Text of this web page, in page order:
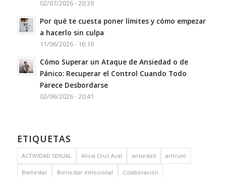
02/07/2026 - 20:39
Por qué te cuesta poner límites y cómo empezar
a hacerlo sin culpa
11/06/2026 - 16:10
Cómo Superar un Ataque de Ansiedad o de
Pánico: Recuperar el Control Cuando Todo
Parece Desbordarse
02/06/2026 - 20:41
ETIQUETAS
ACTIVIDAD SEXUAL Alicia Cruz Acal ansiedad artículo
Bienestar Bienestar emocional Colaboración